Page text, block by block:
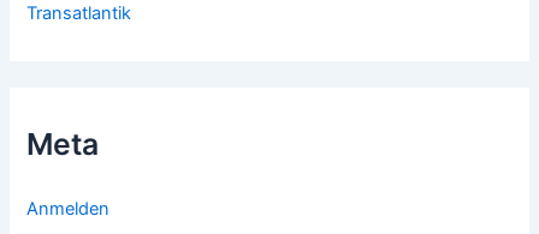
Transatlantik
Meta
Anmelden